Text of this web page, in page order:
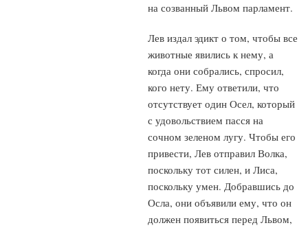
на созванный Львом парламент.
Лев издал эдикт о том, чтобы все
животные явились к нему, а
когда они собрались, спросил,
кого нету. Ему ответили, что
отсутствует один Осел, который
с удовольствием пасся на
сочном зеленом лугу. Чтобы его
привести, Лев отправил Волка,
поскольку тот силен, и Лиса,
поскольку умен. Добравшись до
Осла, они объявили ему, что он
должен появиться перед Львом,